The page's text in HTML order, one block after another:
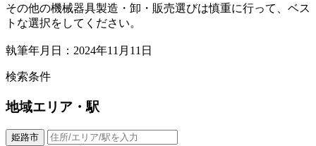
その他の機械器具製造・卸・販売選びは慎重に行って、ベス
トな選択をしてください。
執筆年月日：2024年11月11日
検索条件
地域エリア・駅
姫路市